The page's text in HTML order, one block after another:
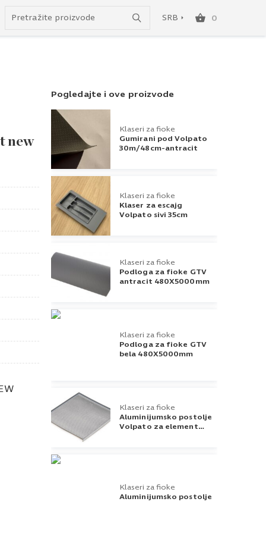
SRB 0
new
Pogledajte i ove proizvode
Klaseri za fioke
Gumirani pod Volpato
30m/48cm-antracit
Klaseri za fioke
Klaser za escajg
Volpato sivi 35cm
Klaseri za fioke
Podloga za fioke GTV
antracit 480X5000mm
Klaseri za fioke
Podloga za fioke GTV
bela 480X5000mm
Klaseri za fioke
Aluminijumsko postolje
Volpato za element
Klaseri za fioke
Aluminijumsko postolje